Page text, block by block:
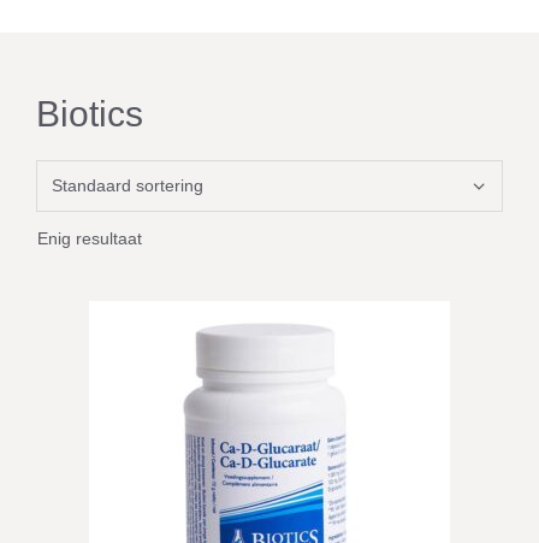
Biotics
Enig resultaat